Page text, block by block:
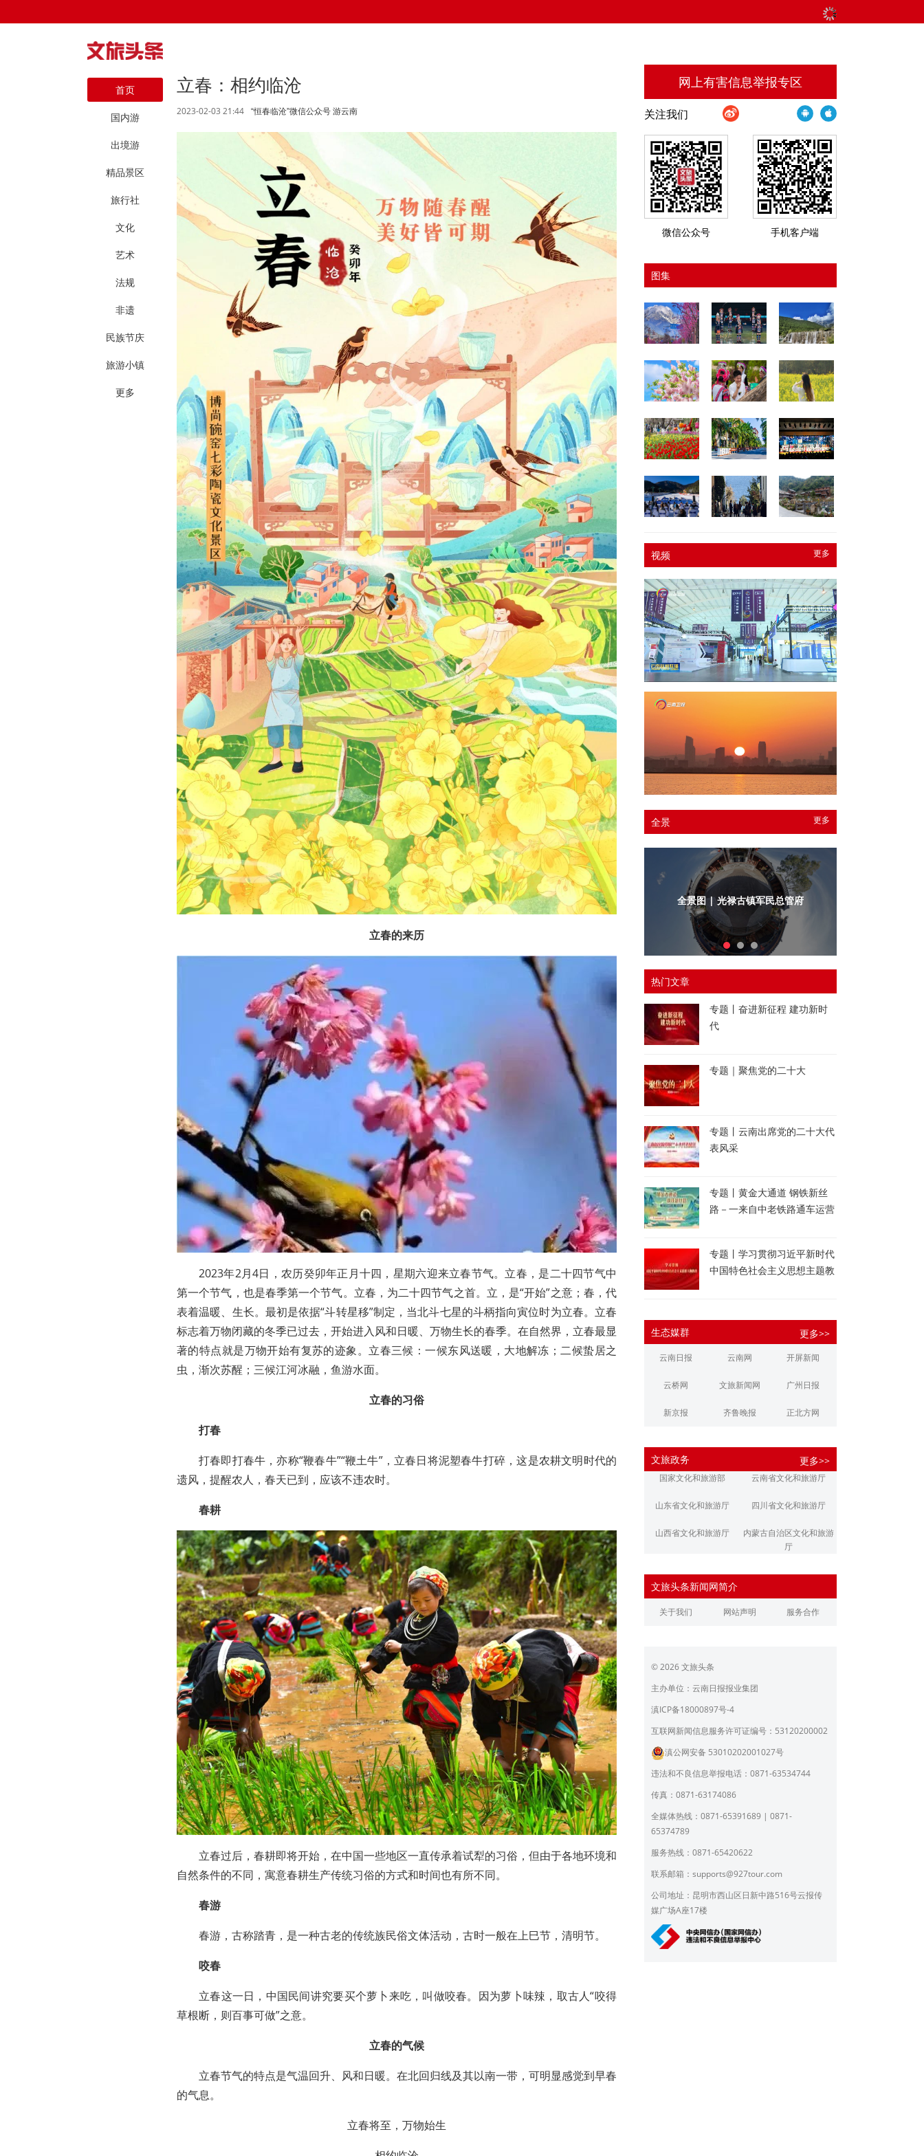
首页
国内游
出境游
精品景区
旅行社
文化
艺术
法规
非遗
民族节庆
旅游小镇
更多
立春：相约临沧
2023-02-03 21:44 “恒春临沧”微信公众号 游云南
立春的来历
2023年2月4日，农历癸卯年正月十四，星期六迎来立春节气。立春，是二十四节气中
第一个节气，也是春季第一个节气。立春，为二十四节气之首。立，是“开始”之意；春，代
表着温暖、生长。最初是依据“斗转星移”制定，当北斗七星的斗柄指向寅位时为立春。立春
标志着万物闭藏的冬季已过去，开始进入风和日暖、万物生长的春季。在自然界，立春最显
著的特点就是万物开始有复苏的迹象。立春三候：一候东风送暖，大地解冻；二候蛰居之
虫，渐次苏醒；三候江河冰融，鱼游水面。
立春的习俗
打春
打春即打春牛，亦称“鞭春牛”“鞭土牛”，立春日将泥塑春牛打碎，这是农耕文明时代的
遗风，提醒农人，春天已到，应该不违农时。
春耕
立春过后，春耕即将开始，在中国一些地区一直传承着试犁的习俗，但由于各地环境和
自然条件的不同，寓意春耕生产传统习俗的方式和时间也有所不同。
春游
春游，古称踏青，是一种古老的传统族民俗文体活动，古时一般在上巳节，清明节。
咬春
立春这一日，中国民间讲究要买个萝卜来吃，叫做咬春。因为萝卜味辣，取古人“咬得
草根断，则百事可做”之意。
立春的气候
立春节气的特点是气温回升、风和日暖。在北回归线及其以南一带，可明显感觉到早春
的气息。
立春将至，万物始生
网上有害信息举报专区
关注我们
微信公众号 手机客户端
图集
更多
视频
更多
全景
全景图 | 光禄古镇军民总管府内庭
热门文章
专题丨奋进新征程 建功新时
代
专题｜聚焦党的二十大
专题丨云南出席党的二十大代
表风采
专题丨黄金大通道 钢铁新丝
路－一来自中老铁路通车运营
专题丨学习贯彻习近平新时代
中国特色社会主义思想主题教
生态媒群 更多>>
云南日报 云南网 开屏新闻
云桥网 文旅新闻网 广州日报
新京报 齐鲁晚报 正北方网
江南都市报 潇湘晨报
文旅政务 更多>>
国家文化和旅游部 云南省文化和旅游厅
山东省文化和旅游厅 四川省文化和旅游厅
山西省文化和旅游厅
内蒙古自治区文化和旅游
厅
浙江省文化和旅游厅
江西省文化和旅游厅 河南省文化和旅游厅
广东省文化和旅游厅
育厅
陕西省文化和旅游厅 甘肃省文化和旅游厅
青海省文化和旅游厅
宁夏回族自治区文化和旅
北京市文旅局
上海市文化和旅游局
员会
文旅头条新闻网简介
关于我们 网站声明 服务合作
© 2026 文旅头条
主办单位：云南日报报业集团
滇ICP备18000897号-4
互联网新闻信息服务许可证编号：53120200002
滇公网安备 53010202001027号
违法和不良信息举报电话：0871-63534744
传真：0871-63174086
全媒体热线：0871-65391689 | 0871-
65374789
服务热线：0871-65420622
联系邮箱： supports@927tour.com
公司地址：昆明市西山区日新中路516号云报传
媒广场A座17楼